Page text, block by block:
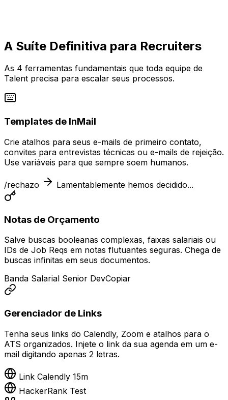
A Suíte Definitiva para Recruiters
As 4 ferramentas fundamentais que toda equipe de
Talent precisa para escalar seus processos.
Templates de InMail
Crie atalhos para seus e-mails de primeiro contato,
convites para entrevistas técnicas ou e-mails de rejeição.
Use variáveis para que sempre soem humanos.
/rechazo Lamentablemente hemos decidido...
Notas de Orçamento
Salve buscas booleanas complexas, faixas salariais ou
IDs de Job Reqs em notas flutuantes seguras. Chega de
buscas infinitas em seus documentos.
Banda Salarial Senior DevCopiar
Gerenciador de Links
Tenha seus links do Calendly, Zoom e atalhos para o
ATS organizados. Injete o link da sua agenda em um e-
mail digitando apenas 2 letras.
Link Calendly 15m
HackerRank Test